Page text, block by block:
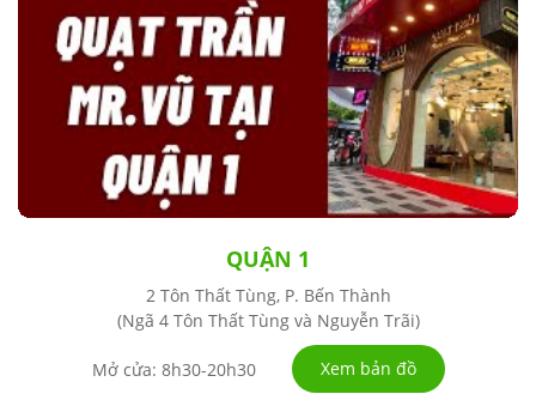
QUẬN 1
2 Tôn Thất Tùng, P. Bến Thành
(Ngã 4 Tôn Thất Tùng và Nguyễn Trãi)
Mở cửa: 8h30-20h30 Xem bản đồ